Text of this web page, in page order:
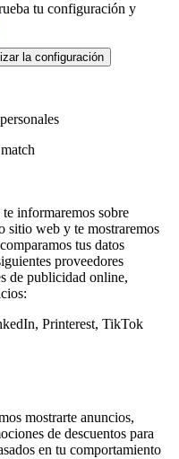
tu configuración y
la configuración
informaremos sobre
sitio web y te mostraremos
tus datos
proveedores
de publicidad online,
Printerest, TikTok
mostrarte anuncios,
de descuentos para
en tu comportamiento